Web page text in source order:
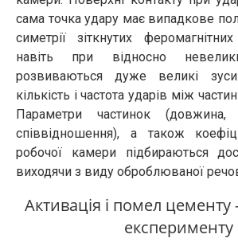
сама точка удару має випадкове
симетрії зіткнутих
навіть при відносно
розвиваються дуже великі
кількість і частота ударів між
Параметри частинок
співвідношення), а також
робочої камери підбираються
виходячи з виду оброблюваної
Активація і помел цементу
експерименту